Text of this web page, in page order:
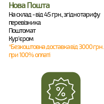
Нова Пошта
На склад - від 45 грн., згідно тарифу
перевізника.
Поштомат
Кур'єром
*Безкоштовна доставка від 3000 грн.
при 100% оплаті